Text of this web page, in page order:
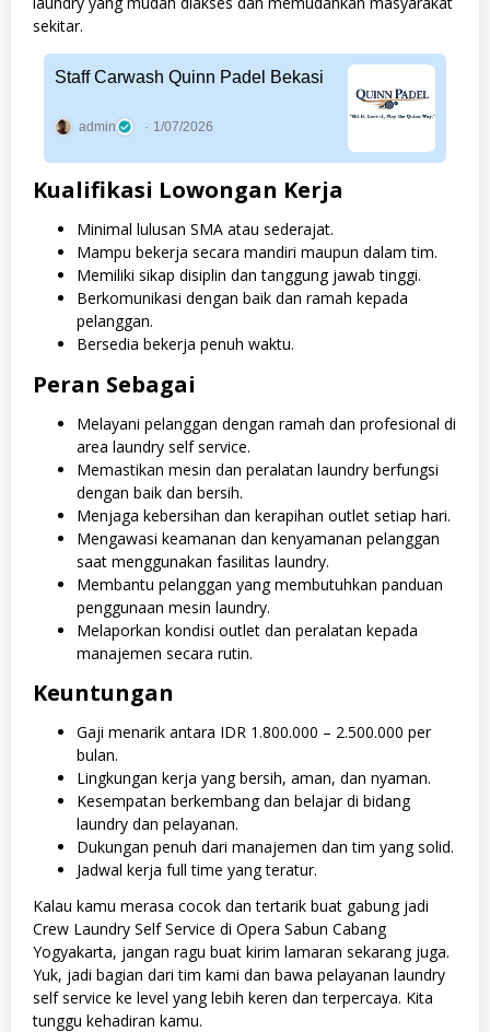
sekitar.
Staff Carwash Quinn Padel Bekasi
admin 1/07/2026
Kualifikasi Lowongan Kerja
Minimal lulusan SMA atau sederajat.
Mampu bekerja secara mandiri maupun dalam tim.
Memiliki sikap disiplin dan tanggung jawab tinggi.
Berkomunikasi dengan baik dan ramah kepada
pelanggan.
Bersedia bekerja penuh waktu.
Peran Sebagai
Melayani pelanggan dengan ramah dan profesional di
area laundry self service.
Memastikan mesin dan peralatan laundry berfungsi
dengan baik dan bersih.
Menjaga kebersihan dan kerapihan outlet setiap hari.
Mengawasi keamanan dan kenyamanan pelanggan
saat menggunakan fasilitas laundry.
Membantu pelanggan yang membutuhkan panduan
penggunaan mesin laundry.
Melaporkan kondisi outlet dan peralatan kepada
manajemen secara rutin.
Keuntungan
Gaji menarik antara IDR 1.800.000 – 2.500.000 per
bulan.
Lingkungan kerja yang bersih, aman, dan nyaman.
Kesempatan berkembang dan belajar di bidang
laundry dan pelayanan.
Dukungan penuh dari manajemen dan tim yang solid.
Jadwal kerja full time yang teratur.
Kalau kamu merasa cocok dan tertarik buat gabung jadi
Crew Laundry Self Service di Opera Sabun Cabang
Yogyakarta, jangan ragu buat kirim lamaran sekarang juga.
Yuk, jadi bagian dari tim kami dan bawa pelayanan laundry
self service ke level yang lebih keren dan terpercaya. Kita
tunggu kehadiran kamu.